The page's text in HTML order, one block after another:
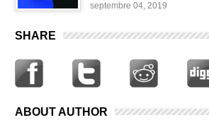
septembre 04, 2019
SHARE
ABOUT AUTHOR